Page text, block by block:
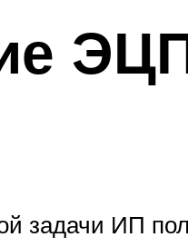
ЭЦП
задачи ИП